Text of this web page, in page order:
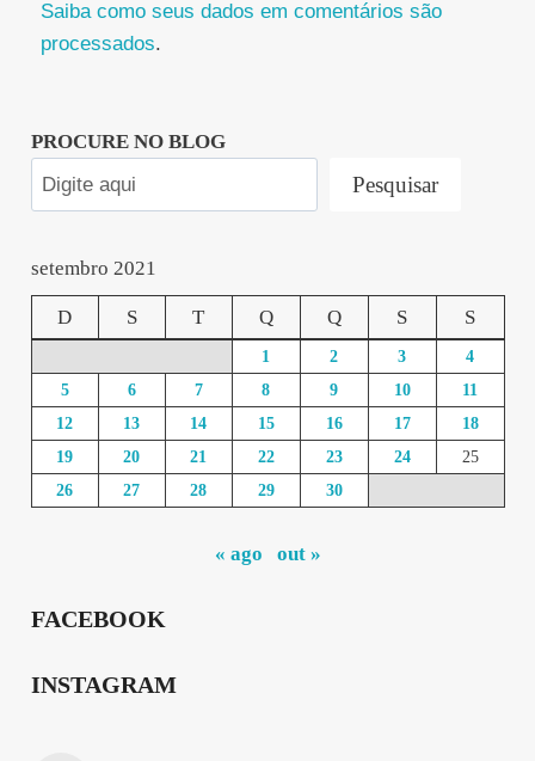
Saiba como seus dados em comentários são
processados.
PROCURE NO BLOG
Pesquisar
setembro 2021
D S T Q Q S S
1 2 3
4
5
6 7 8 9 10
11
12
13 14 15 16 17
18
19
20 21 22 23 24
25
26
27 28 29 30
« ago out »
FACEBOOK
INSTAGRAM